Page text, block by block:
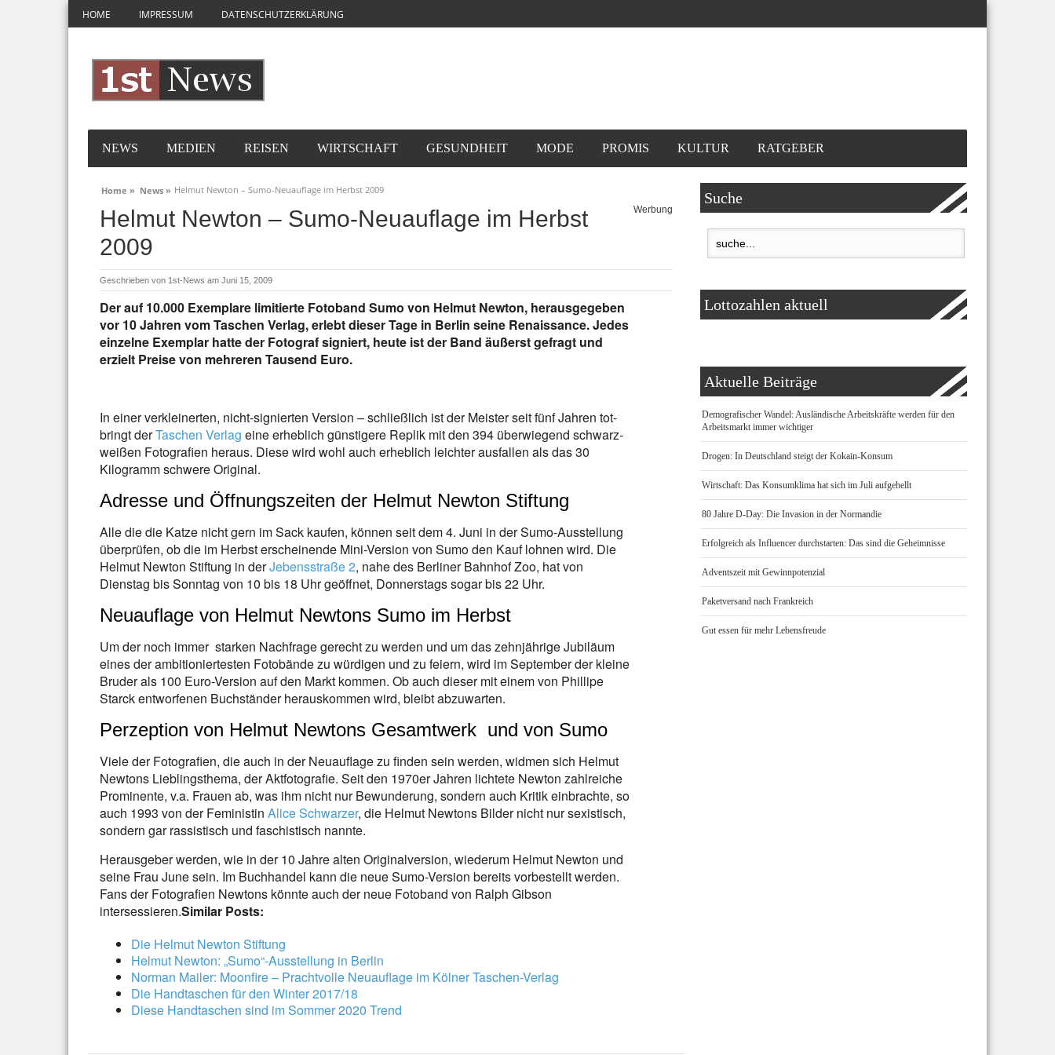
HOME IMPRESSUM DATENSCHUTZERKLÄRUNG
NEWS MEDIEN REISEN WIRTSCHAFT GESUNDHEIT MODE PROMIS KULTUR RATGEBER
Home » News » Helmut Newton – Sumo-Neuauflage im Herbst 2009
Helmut Newton – Sumo-Neuauflage im Herbst
2009
Werbung
Geschrieben von 1st-News am Juni 15, 2009
Der auf 10.000 Exemplare limitierte Fotoband Sumo von Helmut Newton, herausgegeben
vor 10 Jahren vom Taschen Verlag, erlebt dieser Tage in Berlin seine Renaissance. Jedes
einzelne Exemplar hatte der Fotograf signiert, heute ist der Band äußerst gefragt und
erzielt Preise von mehreren Tausend Euro.
In einer verkleinerten, nicht-signierten Version – schließlich ist der Meister seit fünf Jahren tot-
bringt derTaschen Verlag eine erheblich günstigere Replik mitden 394 überwiegend schwarz-
weißen Fotografien heraus. Diese wird wohl auch erheblich leichter ausfallen als das 30
Kilogramm schwere Original.
Adresse und Öffnungszeiten der Helmut Newton Stiftung
Alle die die Katze nicht gern im Sack kaufen, können seit dem 4. Juni in der Sumo-Ausstellung
überprüfen, ob die im Herbst erscheinende Mini-Version von Sumo den Kauf lohnen wird. Die
Helmut Newton Stiftung in derJebensstraße 2, nahe des Berliner Bahnhof Zoo, hat von
Dienstag bis Sonntag von 10 bis 18 Uhr geöffnet, Donnerstags sogar bis 22 Uhr.
Neuauflage von Helmut Newtons Sumo im Herbst
Um der noch immer starken Nachfrage gerecht zu werden und um das zehnjährige Jubiläum
eines der ambitioniertesten Fotobände zu würdigen und zu feiern, wird im September der kleine
Bruder als 100 Euro-Version auf den Markt kommen. Ob auch dieser mit einem von Phillipe
Starck entworfenen Buchständer herauskommen wird, bleibt abzuwarten.
Perzeption von Helmut Newtons Gesamtwerk und von Sumo
Viele der Fotografien, die auch in der Neuauflage zu finden sein werden, widmen sich Helmut
Newtons Lieblingsthema, der Aktfotografie. Seit den 1970er Jahren lichtete Newton zahlreiche
Prominente, v.a. Frauen ab, was ihm nicht nur Bewunderung, sondern auch Kritik einbrachte, so
auch 1993 von der Feministin Alice Schwarzer, die Helmut Newtons Bilder nicht nur sexistisch,
sondern gar rassistisch und faschistisch nannte.
Herausgeber werden, wie in der 10 Jahre alten Originalversion, wiederum Helmut Newton und
seine Frau June sein. Im Buchhandel kann die neue Sumo-Version bereits vorbestellt werden.
Fans der Fotografien Newtons könnte auch der neue Fotoband von Ralph Gibson
intersessieren.Similar Posts:
Die Helmut Newton Stiftung
Helmut Newton: „Sumo“-Ausstellung in Berlin
Norman Mailer: Moonfire – Prachtvolle Neuauflage im Kölner Taschen-Verlag
Die Handtaschen für den Winter 2017/18
Diese Handtaschen sind im Sommer 2020 Trend
Suche
Lottozahlen aktuell
Aktuelle Beiträge
Demografischer Wandel: Ausländische Arbeitskräfte werden für den
Arbeitsmarkt immer wichtiger
Drogen: In Deutschland steigt der Kokain-Konsum
Wirtschaft: Das Konsumklima hat sich im Juli aufgehellt
80 Jahre D-Day: Die Invasion in der Normandie
Erfolgreich als Influencer durchstarten: Das sind die Geheimnisse
Adventszeit mit Gewinnpotenzial
Paketversand nach Frankreich
Gut essen für mehr Lebensfreude